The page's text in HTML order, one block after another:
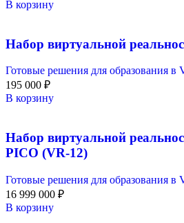
В корзину
Набор виртуальной
Готовые решения для образования в
195 000 ₽
В корзину
Набор виртуальной
PICO (VR-12)
Готовые решения для образования в
16 999 000 ₽
В корзину